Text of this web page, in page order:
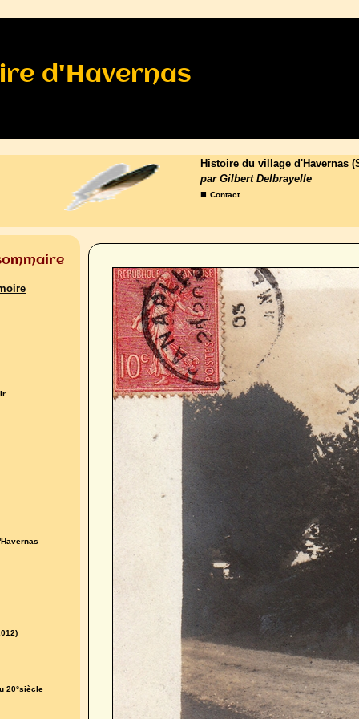
d'Havernas
Histoire du village d'Havernas
par Gilbert Delbrayelle
■ Contact
20°siècle